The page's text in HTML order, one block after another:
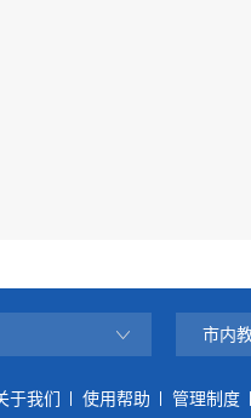
市内
于我们 使用帮助 管理制度